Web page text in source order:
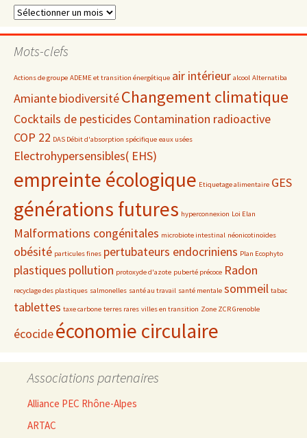
Dossiers
date
Mots-clefs
Actions de groupe ADEME et transition énergétique air intérieur alcool Alternatiba
AmiantebiodiversitéChangement climatique
Cocktails de pesticides Contamination radioactive
COP 22 DAS Débit d'absorption spécifique eaux usées
Electrohypersensibles( EHS)
empreinte écologique Etiquetage alimentaire GES
générations futures hyperconnexion Loi Elan
Malformations congénitales microbiote intestinal néonicotinoïdes
obésité particules fines pertubateurs endocriniens Plan Ecophyto
plastiques pollution protoxyde d'azote puberté précoce Radon
recyclage des plastiques salmonelles santé au travail santé mentale sommeil tabac
tablettes taxe carbone terres rares villes en transition Zone ZCR Grenoble
écocideéconomie circulaire
Associations partenaires
Alliance PEC Rhône-Alpes
ARTAC